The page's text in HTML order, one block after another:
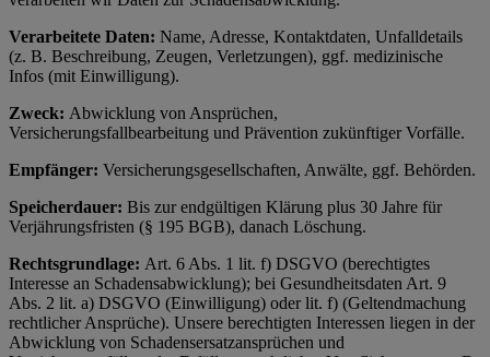
Verarbeitete Daten: Name, Adresse, Kontaktdaten, Unfalldetails
(z. B. Beschreibung, Zeugen, Verletzungen), ggf. medizinische
Infos (mit Einwilligung).
Zweck: Abwicklung von Ansprüchen,
Versicherungsfallbearbeitung und Prävention zukünftiger Vorfälle.
Empfänger: Versicherungsgesellschaften, Anwälte, ggf. Behörden.
Speicherdauer: Bis zur endgültigen Klärung plus 30 Jahre für
Verjährungsfristen (§ 195 BGB), danach Löschung.
Rechtsgrundlage: Art. 6 Abs. 1 lit. f) DSGVO (berechtigtes
Interesse an Schadensabwicklung); bei Gesundheitsdaten Art. 9
Abs. 2 lit. a) DSGVO (Einwilligung) oder lit. f) (Geltendmachung
rechtlicher Ansprüche). Unsere berechtigten Interessen liegen in der
Abwicklung von Schadensersatzansprüchen und